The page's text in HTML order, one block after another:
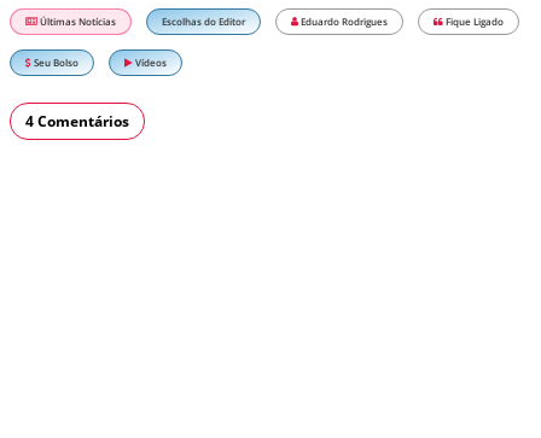
Últimas Notícias Escolhas do Editor Eduardo Rodrigues Fique Ligado
Seu Bolso Vídeos
4 Comentários